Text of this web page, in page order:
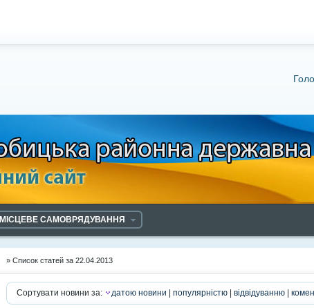
МІСЦЕВЕ САМОВРЯДУВАННЯ
» Список статей за 22.04.2013
Сортувати новини за: датою новини популярністю відвідуванню